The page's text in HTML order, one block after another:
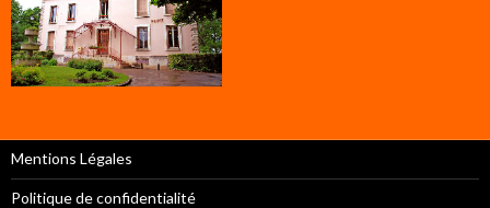
Mentions Légales
Politique de confidentialité